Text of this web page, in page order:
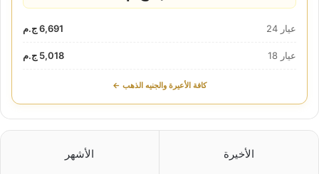
عيار 24 6,691 ج.م
عيار 18 5,018 ج.م
كافة الأعيرة والجنيه الذهب ←
الأخيرة الأشهر